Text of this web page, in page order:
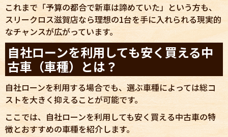
これまで「予算の都合で新車は諦めていた」という方も、
スリークロス滋賀店なら理想の1台を手に入れられる現実的
なチャンスが広がっています。
自社ローンを利用しても安く買える中
古車（車種）とは？
自社ローンを利用する場合でも、選ぶ車種によっては総コ
ストを大きく抑えることが可能です。
ここでは、自社ローンを利用しても安く買える中古車の特
徴とおすすめの車種を紹介します。